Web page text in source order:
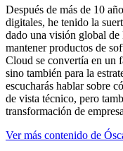
Después de más de 10
digitales, he tenido la
dado una visión global
mantener productos de
Cloud se convertía en un
sino también para la
escucharás hablar sobre
de vista técnico, pero
transformación de
Ver más contenido de